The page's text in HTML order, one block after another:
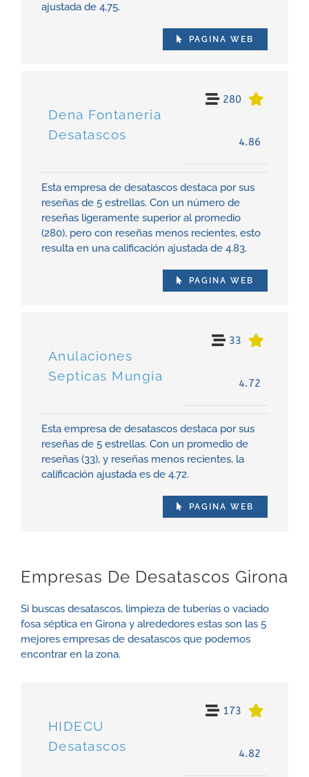
ajustada de 4,75.
PAGINA WEB
Dena Fontaneria
Desatascos
280
4.86
Esta empresa de desatascos destaca por sus
reseñas de 5 estrellas. Con un número de
reseñas ligeramente superior al promedio
(280), pero con reseñas menos recientes, esto
resulta en una calificación ajustada de 4.83.
PAGINA WEB
Anulaciones
Septicas Mungia
33
4.72
Esta empresa de desatascos destaca por sus
reseñas de 5 estrellas. Con un promedio de
reseñas (33), y reseñas menos recientes, la
calificación ajustada es de 4.72.
PAGINA WEB
Empresas De Desatascos Girona
Si buscas desatascos, limpieza de tuberías o vaciado
fosa séptica en Girona y alrededores estas son las 5
mejores empresas de desatascos que podemos
encontrar en la zona.
HIDECU
Desatascos
173
4.82